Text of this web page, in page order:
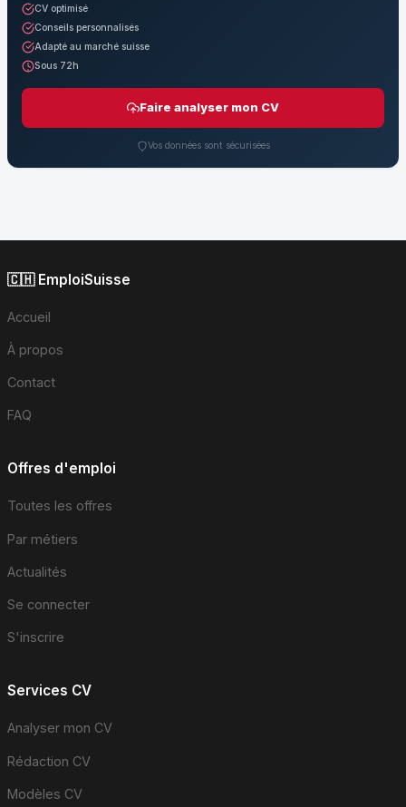
CV optimisé
Conseils personnalisés
Adapté au marché suisse
Sous 72h
Faire analyser mon CV
Vos données sont sécurisées
🇨🇭 EmploiSuisse
Accueil
À propos
Contact
FAQ
Offres d'emploi
Toutes les offres
Par métiers
Actualités
Se connecter
S'inscrire
Services CV
Analyser mon CV
Rédaction CV
Modèles CV